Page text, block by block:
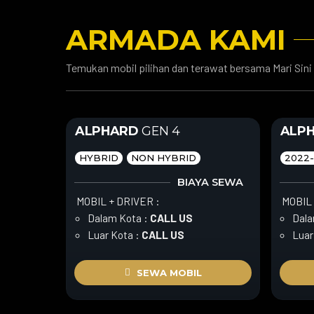
ARMADA KAMI
Temukan mobil pilihan dan terawat bersama Mari
ALPHARDGEN 4
HYBRID NON HYBRID
BIAYA SEWA
MOBIL + DRIVER :
Dalam Kota : CALL US
Luar Kota : CALL US
SEWA MOBIL